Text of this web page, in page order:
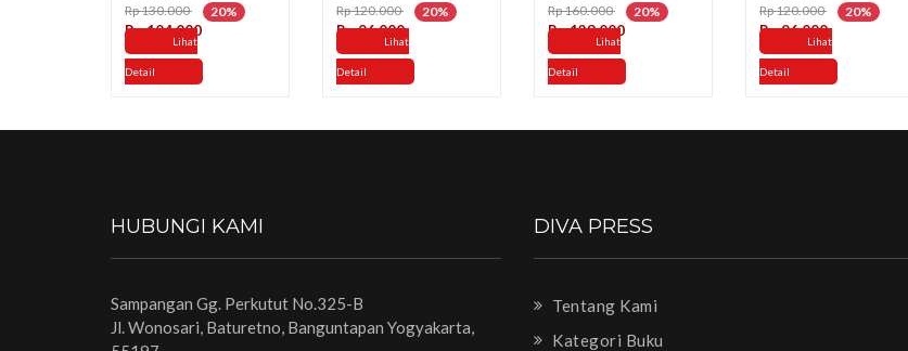
Rp 130.000 20%
Rp 104.000
Lihat
Detail
Rp 120.000 20%
Rp 96.000
Lihat
Detail
Rp 160.000 20%
Rp 128.000
Lihat
Detail
Rp 120.000 20%
Rp 96.000
Lihat
Detail
HUBUNGI KAMI
Sampangan Gg. Perkutut No.325-B
Jl. Wonosari, Baturetno, Banguntapan Yogyakarta,
DIVA PRESS
Tentang Kami
Kategori Buku